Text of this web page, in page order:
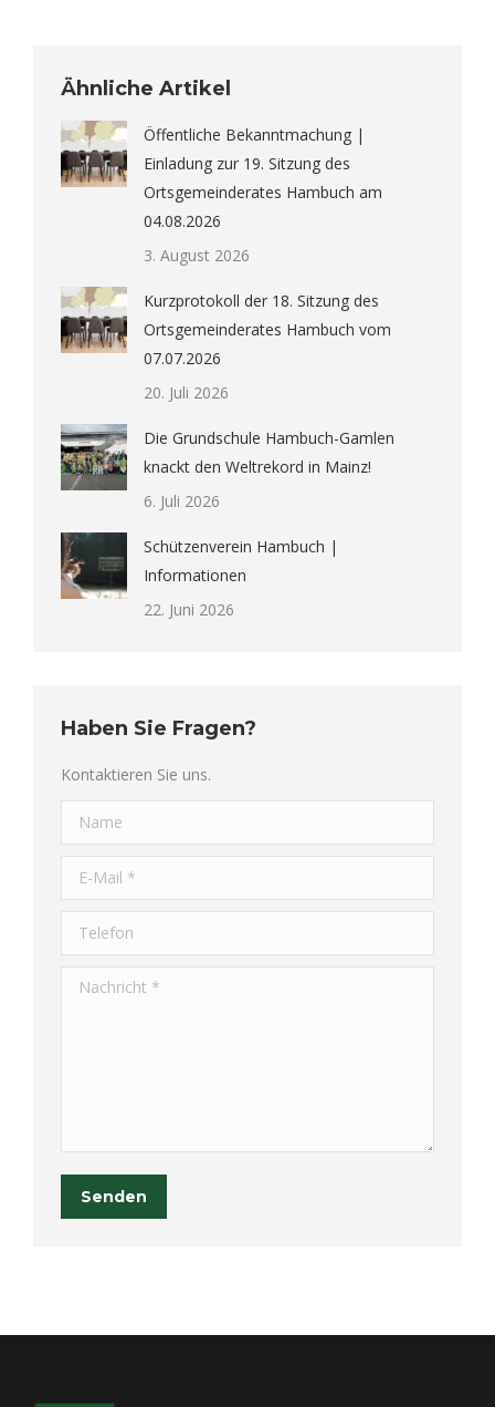
Ähnliche Artikel
Öffentliche Bekanntmachung |
Einladung zur 19. Sitzung des
Ortsgemeinderates Hambuch am
04.08.2026
3. August 2026
Kurzprotokoll der 18. Sitzung des
Ortsgemeinderates Hambuch vom
07.07.2026
20. Juli 2026
Die Grundschule Hambuch-Gamlen
knackt den Weltrekord in Mainz!
6. Juli 2026
Schützenverein Hambuch |
Informationen
22. Juni 2026
Haben Sie Fragen?
Kontaktieren Sie uns.
Name
E-Mail *
Telefon
Nachricht *
Senden